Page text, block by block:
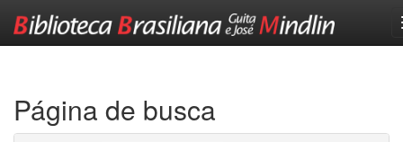
Página de busca